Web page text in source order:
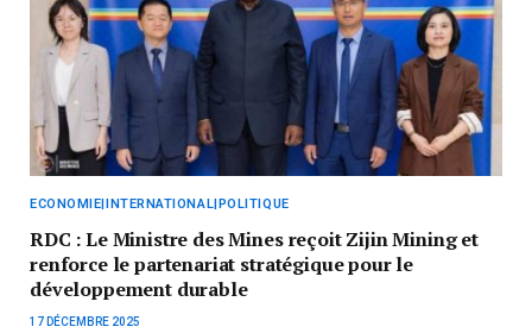
ECONOMIE|INTERNATIONAL|POLITIQUE
RDC : Le Ministre des Mines reçoit Zijin Mining et
renforce le partenariat stratégique pour le
développement durable
17 DÉCEMBRE 2025